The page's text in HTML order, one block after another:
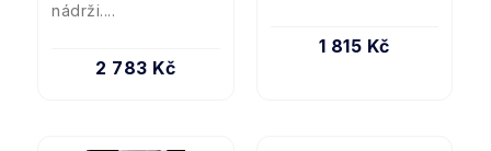
2 783 Kč
nádrži....
1 815 Kč